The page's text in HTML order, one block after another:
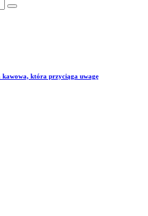
kawowa, która przyciąga uwagę